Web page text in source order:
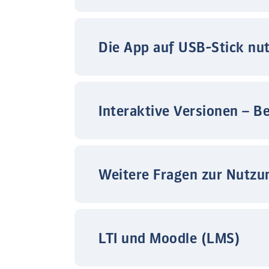
Die App auf USB-Stick
Interaktive Versionen –
Weitere Fragen zur
LTI und Moodle (LMS)